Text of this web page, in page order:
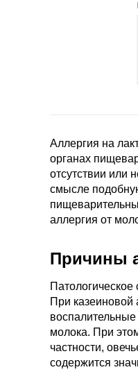
Аллергия на
органах
отсутствии или
смысле
аллергия от
Причины
При
молока. При
частности,
содержится